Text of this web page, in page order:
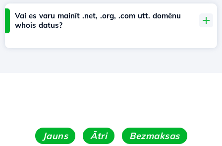
Vai es varu mainīt .net, .org, .com utt. domēnu
whois datus?
Jauns Ātri Bezmaksas